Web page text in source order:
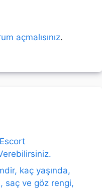
açmalısınız.
kaç yaşında,
saç ve göz rengi,